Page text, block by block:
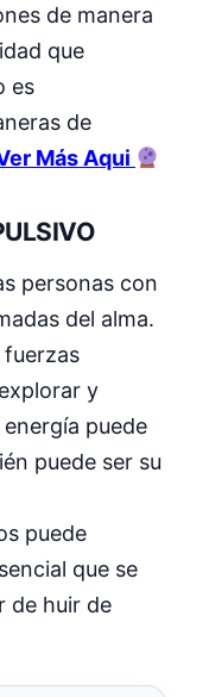
de manera
que
es
de
Más Aqui
personas con
del alma.
fuerzas
y
puede
puede ser su
puede
que se
de huir de